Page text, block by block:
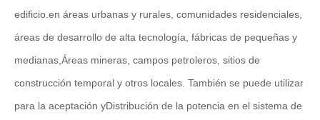
edificio. en áreas urbanas y rurales, comunidades residenciales,
áreas de desarrollo de alta tecnología, fábricas de pequeñas y
medianas, Áreas mineras, campos petroleros, sitios de
construcción temporal y otros locales. También se puede utilizar
para la aceptación yDistribución de la potencia en el sistema de